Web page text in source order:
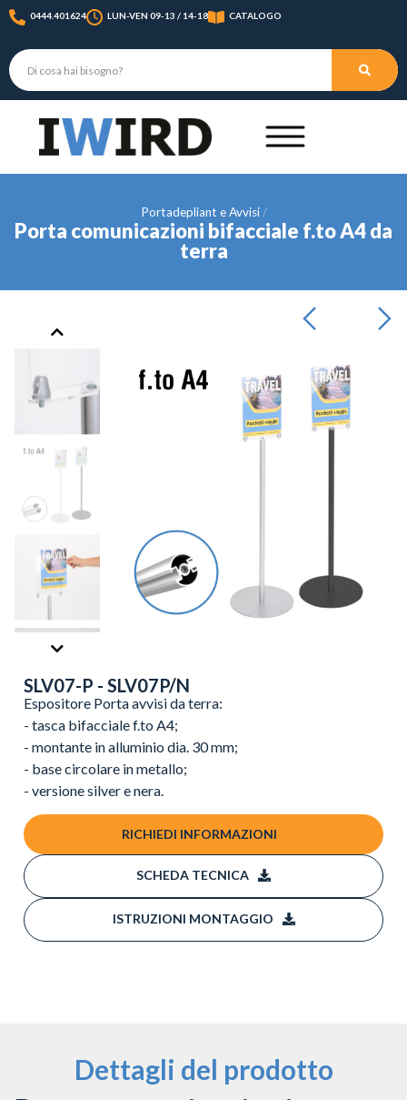
0444.401624 LUN-VEN 09-13 / 14-18 CATALOGO
Portadepliant e Avvisi
Porta comunicazioni bifacciale f.to A4 da
terra
SLV07-P - SLV07P/N
Espositore Porta avvisi da terra:
- tasca bifacciale f.to A4;
- montante in alluminio dia. 30 mm;
- base circolare in metallo;
- versione silver e nera.
RICHIEDI INFORMAZIONI
SCHEDA TECNICA
ISTRUZIONI MONTAGGIO
Dettagli del prodotto